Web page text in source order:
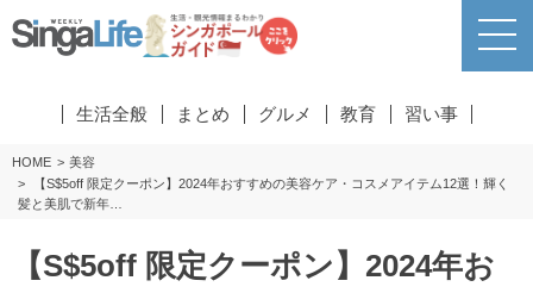
生活全般 まとめ グルメ 教育 習い事
HOME
美容
【S$5off 限定クーポン】2024年おすすめの美容ケア・コスメアイテム12選！輝く
髪と美肌で新年…
【S$5off 限定クーポン】2024年お